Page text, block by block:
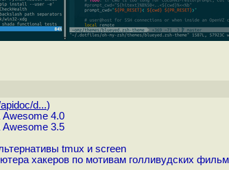
d...)
Awesome 4.0
Awesome 3.5
tmux и screen
хакеров по мотивам голливудских